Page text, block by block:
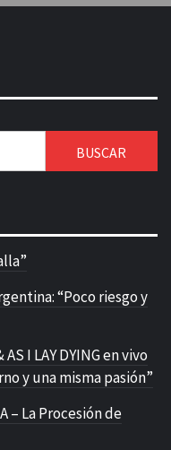
“Poco riesgo y
I LAY DYING en vivo
y una misma pasión”
– La Procesión de